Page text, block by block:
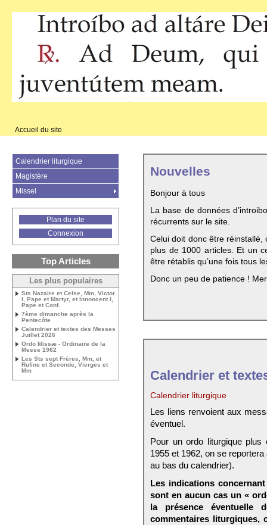
Accueil du site
Nouvelles
Bonjour à tous
La base de données
récurrents sur le site.
Celui doit donc être
plus de 1000 articles. Et un
être rétablis qu’une fois tous
Donc un peu de patience !
Calendrier et
Calendrier liturgique
Les liens renvoient aux
éventuel.
Pour un ordo liturgique plus
1955 et 1962, on se
au bas du calendrier).
Les indications
sont en aucun cas un «
la présence éventuelle
commentaires liturgiques,
Calendrier liturgique
Magistère
Missel
Plan du site
Connexion
Top Articles
Les plus populaires
Sts Nazaire et Celse, Mm, Victor
I, Pape et Martyr, et Innoncent I,
Pape et Conf.
7ème dimanche après la
Pentecôte
Calendrier et textes des Messes
Juillet 2026
Ordo Missæ - Ordinaire de la
Messe 1962
Les Sts sept Frères, Mm, et
Rufine et Seconde, Vierges et
Mm